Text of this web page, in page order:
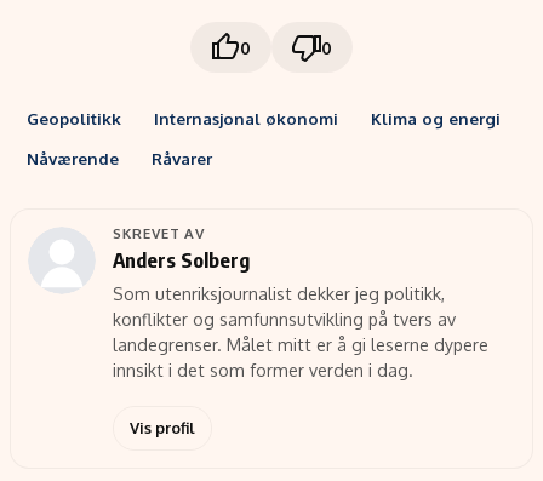
0 0
Geopolitikk Internasjonal økonomi
Klima og energi
Nåværende
Råvarer
SKREVET AV
Anders Solberg
Som utenriksjournalist dekker jeg politikk,
konflikter og samfunnsutvikling på tvers av
landegrenser. Målet mitt er å gi leserne dypere
innsikt i det som former verden i dag.
Vis profil